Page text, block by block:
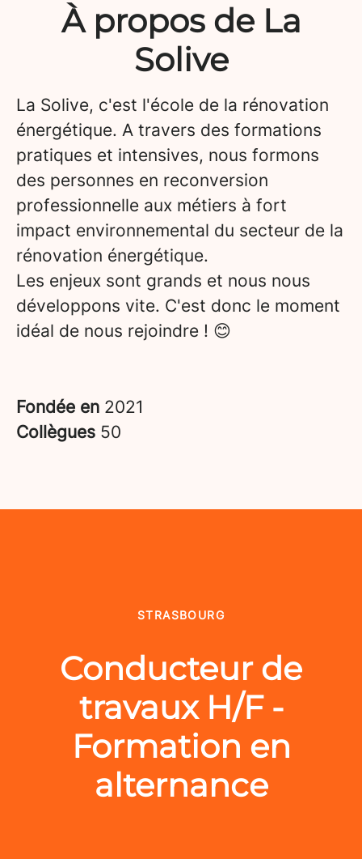
À propos de La
Solive
La Solive, c'est l'école de la rénovation
énergétique. A travers des formations
pratiques et intensives, nous formons
des personnes en reconversion
professionnelle aux métiers à fort
impact environnemental du secteur de la
rénovation énergétique.
Les enjeux sont grands et nous nous
développons vite. C'est donc le moment
idéal de nous rejoindre ! 😊
Fondée en 2021
Collègues 50
STRASBOURG
Conducteur de
travaux H/F -
Formation en
alternance